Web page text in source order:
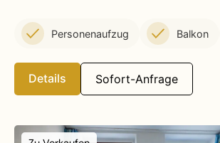
Personenaufzug Balkon
Details Sofort-Anfrage